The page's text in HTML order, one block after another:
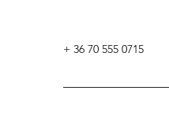
+ 36 70 555 0715